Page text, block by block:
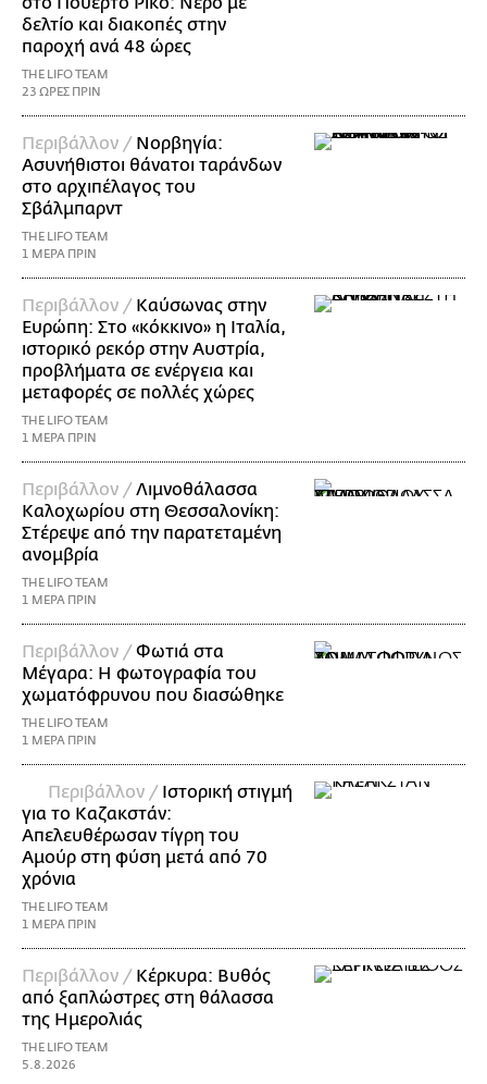
δελτίο και διακοπές στην
παροχή ανά 48 ώρες
THE LIFO TEAM
23 ΩΡΕΣ ΠΡΙΝ
Περιβάλλον / Νορβηγία:
Ασυνήθιστοι θάνατοι ταράνδων
στο αρχιπέλαγος του
Σβάλμπαρντ
THE LIFO TEAM
1 ΜΕΡΑ ΠΡΙΝ
Περιβάλλον / Καύσωνας στην
Ευρώπη: Στο «κόκκινο» η Ιταλία,
ιστορικό ρεκόρ στην Αυστρία,
προβλήματα σε ενέργεια και
μεταφορές σε πολλές χώρες
THE LIFO TEAM
1 ΜΕΡΑ ΠΡΙΝ
Περιβάλλον /Λιμνοθάλασσα
Καλοχωρίου στη Θεσσαλονίκη:
Στέρεψε από την παρατεταμένη
ανομβρία
THE LIFO TEAM
1 ΜΕΡΑ ΠΡΙΝ
Περιβάλλον /Φωτιά στα
Μέγαρα: Η φωτογραφία του
χωματόφρυνου που διασώθηκε
THE LIFO TEAM
1 ΜΕΡΑ ΠΡΙΝ
Περιβάλλον / Ιστορική στιγμή
για το Καζακστάν:
Απελευθέρωσαν τίγρη του
Αμούρ στη φύση μετά από 70
χρόνια
THE LIFO TEAM
1 ΜΕΡΑ ΠΡΙΝ
Περιβάλλον / Κέρκυρα: Βυθός
από ξαπλώστρες στη θάλασσα
της Ημερολιάς
THE LIFO TEAM
5.8.2026